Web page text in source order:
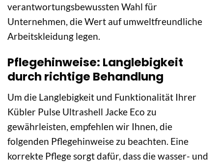
verantwortungsbewussten Wahl für
Unternehmen, die Wert auf umweltfreundliche
Arbeitskleidung legen.
Pflegehinweise: Langlebigkeit
durch richtige Behandlung
Um die Langlebigkeit und Funktionalität Ihrer
Kübler Pulse Ultrashell Jacke Eco zu
gewährleisten, empfehlen wir Ihnen, die
folgenden Pflegehinweise zu beachten. Eine
korrekte Pflege sorgt dafür, dass die wasser- und